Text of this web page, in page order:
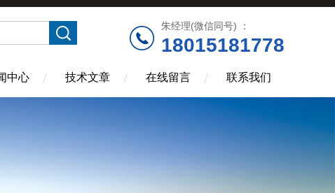
朱经理(微信同号) ：
18015181778
中心 技术文章 在线留言 联系我们